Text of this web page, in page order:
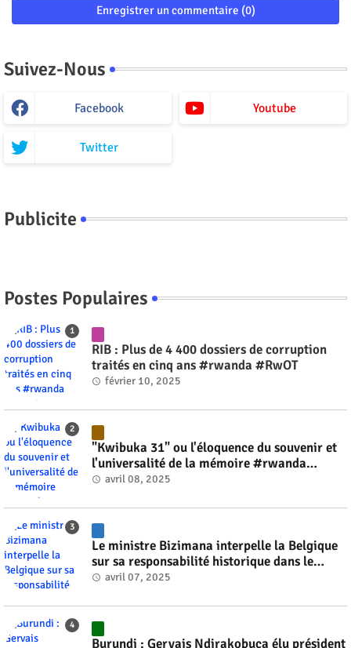
Enregistrer un commentaire (0)
Suivez-Nous
Facebook Youtube
Twitter
Publicite
Postes Populaires
RIB : Plus de 4 400 dossiers de corruption
traités en cinq ans #rwanda #RwOT
février 10, 2025
"Kwibuka 31" ou l'éloquence du souvenir et
l'universalité de la mémoire #rwanda
#RwOT
avril 08, 2025
Le ministre Bizimana interpelle la Belgique
sur sa responsabilité historique dans le
génocide #rwanda #RwOT
avril 07, 2025
Burundi : Gervais Ndirakobuca élu président